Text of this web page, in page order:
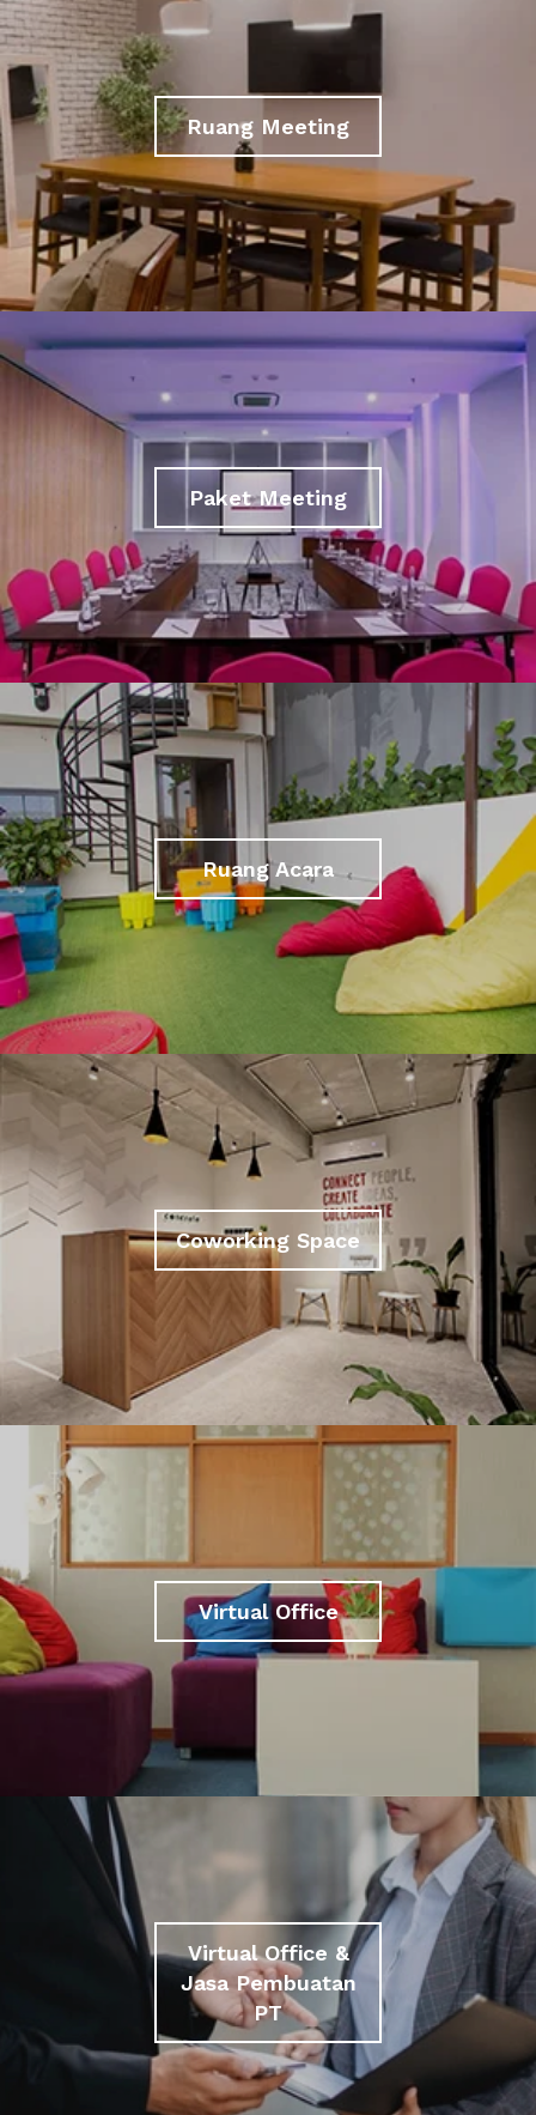
Ruang Meeting
Paket Meeting
Ruang Acara
Coworking Space
Virtual Office
Virtual Office &
Jasa Pembuatan
PT